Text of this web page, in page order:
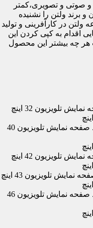
و صوتی و تصویری،کمتر
ولتن را نشنیده
ولتن در کارآفرینی و تولید
اقدام به کپی کردن این
هر چه بیشتر این محصول
تلویزیون 32 اینچ
قیمت و خرید اینترنتی انواع محافظ صفحه نمایش تلویزیون 40
تلویزیون 42 اینچ
تلویزیون 43 اینچ
قیمت و خرید اینترنتی انواع محافظ صفحه نمایش تلویزیون 46